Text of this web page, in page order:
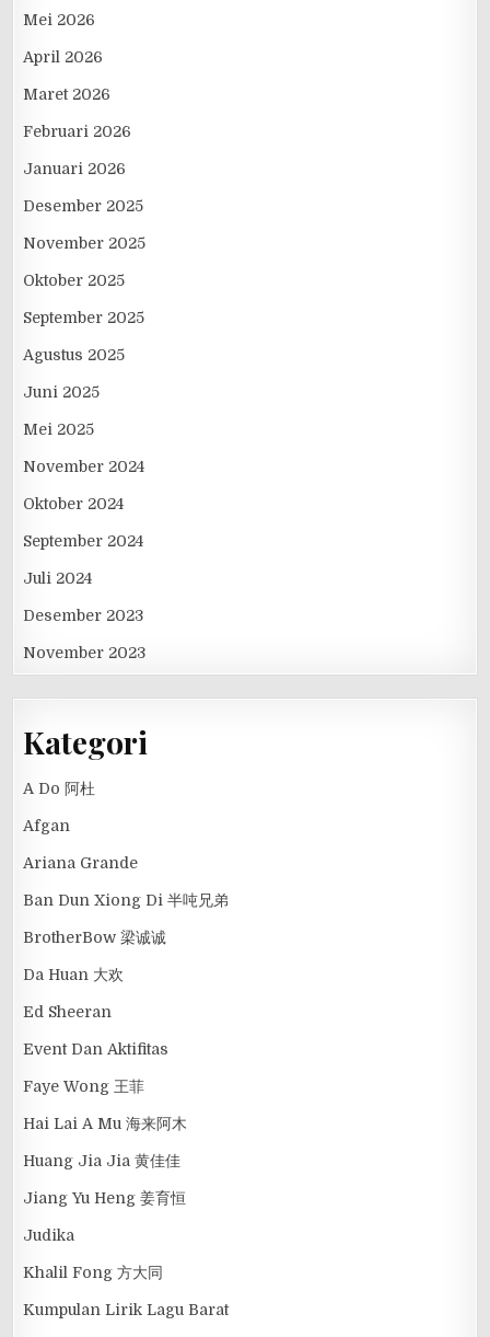
Mei 2026
April 2026
Maret 2026
Februari 2026
Januari 2026
Desember 2025
November 2025
Oktober 2025
September 2025
Agustus 2025
Juni 2025
Mei 2025
November 2024
Oktober 2024
September 2024
Juli 2024
Desember 2023
November 2023
Kategori
A Do 阿杜
Afgan
Ariana Grande
Ban Dun Xiong Di 半吨兄弟
BrotherBow 梁诚诚
Da Huan 大欢
Ed Sheeran
Event Dan Aktifitas
Faye Wong 王菲
Hai Lai A Mu 海来阿木
Huang Jia Jia 黄佳佳
Jiang Yu Heng 姜育恒
Judika
Khalil Fong 方大同
Kumpulan Lirik Lagu Barat